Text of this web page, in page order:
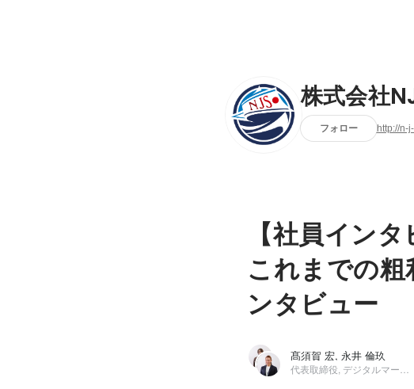
株式会社
フォロー http://n-
【社員イン
これまでの
ンタビュー
髙須賀 宏, 永井 倫玖